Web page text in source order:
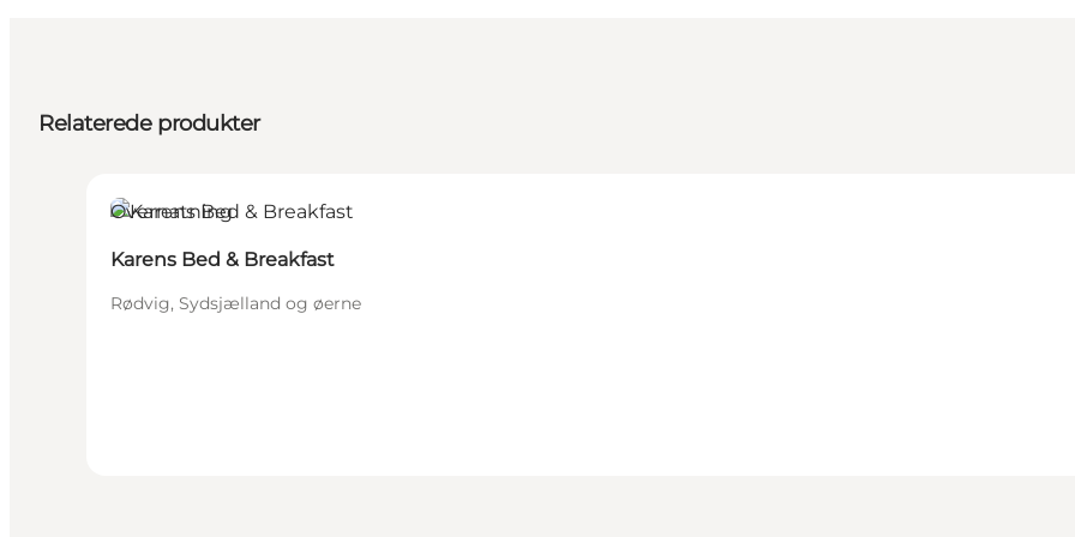
Relaterede produkter
Overnatning
Karens Bed & Breakfast
Rødvig, Sydsjælland og øerne